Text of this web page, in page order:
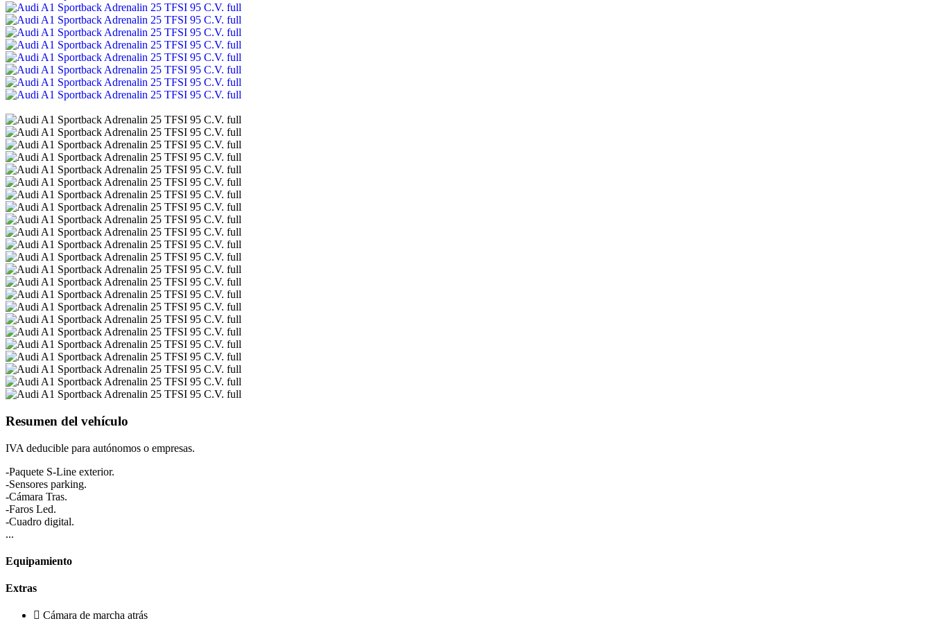
Resumen del vehículo
IVA deducible para autónomos o empresas.
-Paquete S-Line exterior.
-Sensores parking.
-Cámara Tras.
-Faros Led.
-Cuadro digital.
...
Equipamiento
Extras
Cámara de marcha atrás